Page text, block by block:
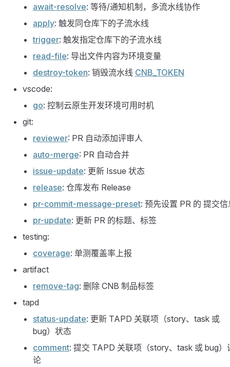
await-resolve: 等待/通知机制，多流水线协作
apply: 触发同仓库下的子流水线
trigger: 触发指定仓库下的子流水线
read-file: 导出文件内容为环境变量
destroy-token: 销毁流水线 CNB_TOKEN
vscode:
go: 控制云原生开发环境可用时机
git:
reviewer: PR 自动添加评审人
auto-merge: PR 自动合并
issue-update: 更新 Issue 状态
release: 仓库发布 Release
pr-commit-message-preset: 预先设置 PR 的 提交信
pr-update: 更新 PR 的标题、标签
testing:
coverage: 单测覆盖率上报
artifact
remove-tag: 删除 CNB 制品标签
tapd
status-update: 更新 TAPD 关联项（story、task 或
bug）状态
comment: 提交 TAPD 关联项（story、task 或 bug）
论